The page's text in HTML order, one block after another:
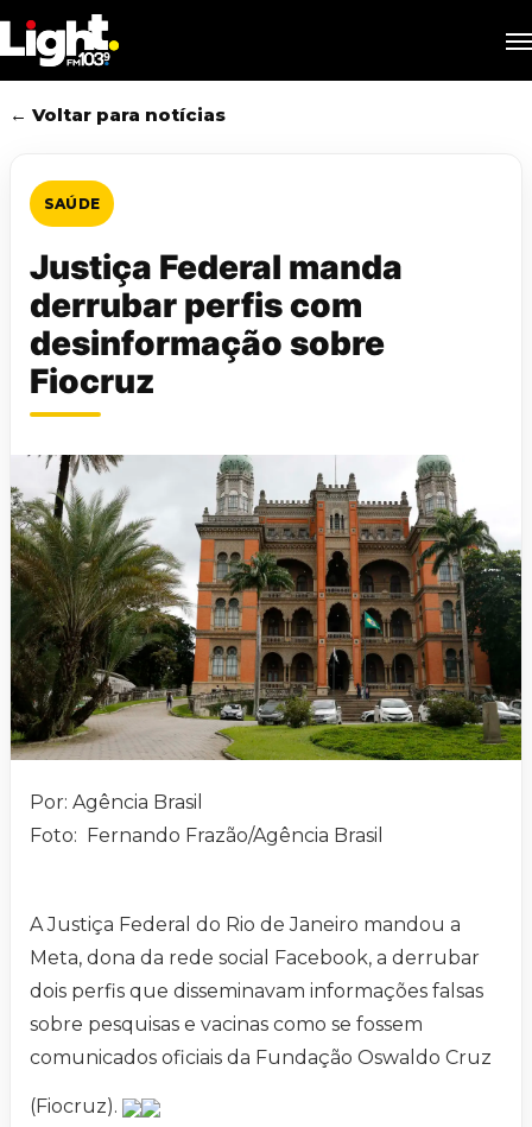
to
main
content
← Voltar para notícias
SAÚDE
Justiça Federal manda
derrubar perfis com
desinformação sobre
Fiocruz
Por: Agência Brasil
Foto: Fernando Frazão/Agência Brasil
A Justiça Federal do Rio de Janeiro mandou a
Meta, dona da rede social Facebook, a derrubar
dois perfis que disseminavam informações falsas
sobre pesquisas e vacinas como se fossem
comunicados oficiais da Fundação Oswaldo Cruz
(Fiocruz).